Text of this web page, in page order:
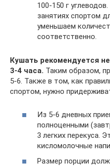
100-150 г
занятиях спортом
уменьшаем
соответственно.
Кушать рекомендуется
3-4 часа. Таким образом,
5-6. Также в том, как
спортом, нужно
Из 5-6 дневных
полноценными
3 легких перекуса.
кисломолочные
Размер порции